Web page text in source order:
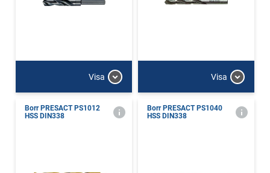
Visa Visa
Borr PRESACT PS1012
HSS DIN338
Borr PRESACT PS1040
HSS DIN338